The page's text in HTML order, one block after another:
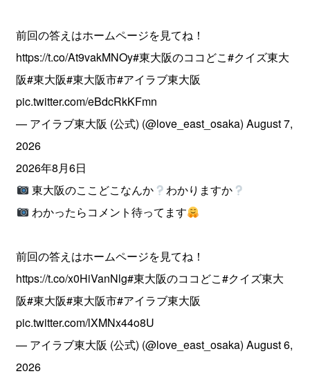
前回の答えはホームページを見てね！
https://t.co/At9vakMNOy#東大阪のココどこ#クイズ東大
阪#東大阪#東大阪市#アイラブ東大阪
pic.twitter.com/eBdcRkKFmn
— アイラブ東大阪 (公式) (@love_east_osaka)August 7,
2026
2026年8月6日
東大阪のここどこなんか
わかりますか
わかったらコメント待ってます
前回の答えはホームページを見てね！
https://t.co/x0HiVanNlg#東大阪のココどこ#クイズ東大
阪#東大阪#東大阪市#アイラブ東大阪
pic.twitter.com/lXMNx44o8U
— アイラブ東大阪 (公式) (@love_east_osaka)August 6,
2026